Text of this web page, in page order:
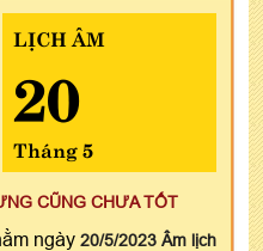
LỊCH ÂM
20
Tháng 5
CŨNG CHƯA TỐT
ngày 20/5/2023 Âm lịch